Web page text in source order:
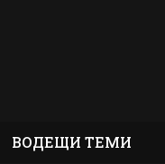
ВОДЕЩИ ТЕМИ